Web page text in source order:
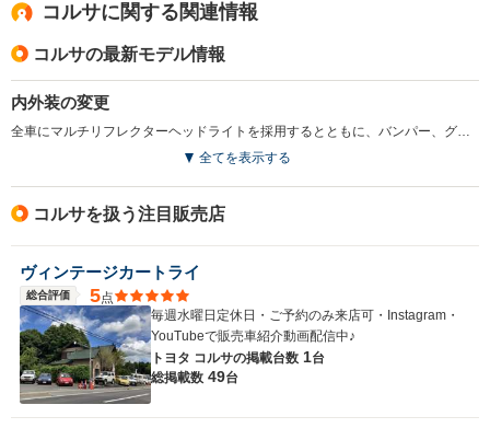
コルサに関する関連情報
コルサの最新モデル情報
内外装の変更
全車にマルチリフレクターヘッドライトを採用するとともに、バンパー、グリルのデザインを変更。また全席UVカットガラス、クリーンエアフィルター、ブレーキアシストなどを標準装備。同時に1.5Lエンジンが出力向上した。(1997.12)
全てを表示する
コルサを扱う注目販売店
ヴィンテージカートライ
総合評価 5点
毎週水曜日定休日・ご予約のみ来店可・Instagram・
YouTubeで販売車紹介動画配信中♪
トヨタ コルサの掲載台数 1台
総掲載数 49台